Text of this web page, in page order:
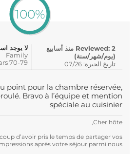
100%
لا يوجد
Family
70-79 years
Reviewed: 2 منذ أسابيع
(يوم/شهر/سنة)
تاريخ الخبرة: 07/26
point pour la chambre réservée,
Bravo à l’équipe et mention
spéciale au cuisinier
Cher hôte,
d’avoir pris le temps de partager vos
après votre séjour parmi nous.